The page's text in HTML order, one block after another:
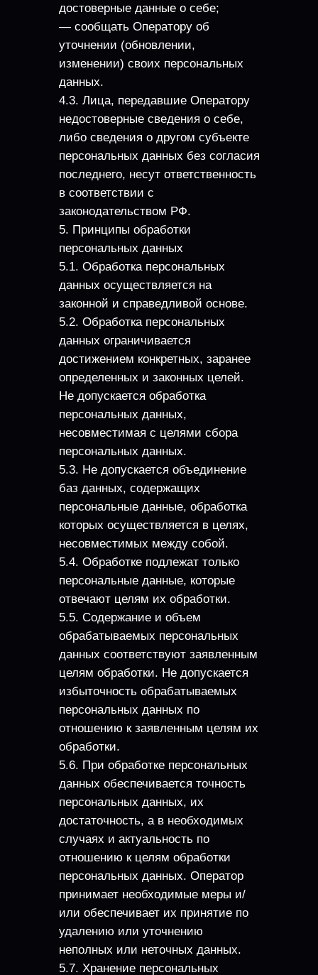
достоверные данные о себе;
— сообщать Оператору об
уточнении (обновлении,
изменении) своих персональных
данных.
4.3. Лица, передавшие Оператору
недостоверные сведения о себе,
либо сведения о другом субъекте
персональных данных без согласия
последнего, несут ответственность
в соответствии с
законодательством РФ.
5. Принципы обработки
персональных данных
5.1. Обработка персональных
данных осуществляется на
законной и справедливой основе.
5.2. Обработка персональных
данных ограничивается
достижением конкретных, заранее
определенных и законных целей.
Не допускается обработка
персональных данных,
несовместимая с целями сбора
персональных данных.
5.3. Не допускается объединение
баз данных, содержащих
персональные данные, обработка
которых осуществляется в целях,
несовместимых между собой.
5.4. Обработке подлежат только
персональные данные, которые
отвечают целям их обработки.
5.5. Содержание и объем
обрабатываемых персональных
данных соответствуют заявленным
целям обработки. Не допускается
избыточность обрабатываемых
персональных данных по
отношению к заявленным целям их
обработки.
5.6. При обработке персональных
данных обеспечивается точность
персональных данных, их
достаточность, а в необходимых
случаях и актуальность по
отношению к целям обработки
персональных данных. Оператор
принимает необходимые меры и/
или обеспечивает их принятие по
удалению или уточнению
неполных или неточных данных.
5.7. Хранение персональных